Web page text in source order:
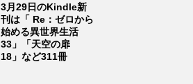
3月29日のKindle新
刊は「 Re：ゼロから
始める異世界生活
33」「天空の扉
18」など311冊